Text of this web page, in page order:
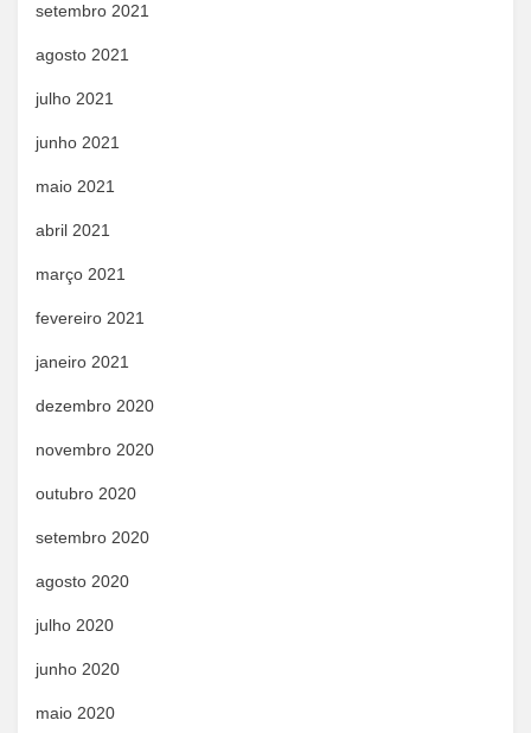
setembro 2021
agosto 2021
julho 2021
junho 2021
maio 2021
abril 2021
março 2021
fevereiro 2021
janeiro 2021
dezembro 2020
novembro 2020
outubro 2020
setembro 2020
agosto 2020
julho 2020
junho 2020
maio 2020